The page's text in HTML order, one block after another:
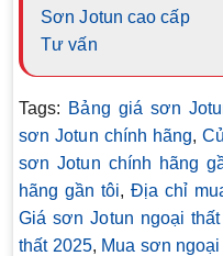
Sơn Jotun cao cấp
Tư vấn
Tags: Bảng giá sơn
sơn Jotun chính hãng,
sơn Jotun chính hãng
hãng gần tôi, Địa chỉ
Giá sơn Jotun ngoại
thất 2025, Mua sơn